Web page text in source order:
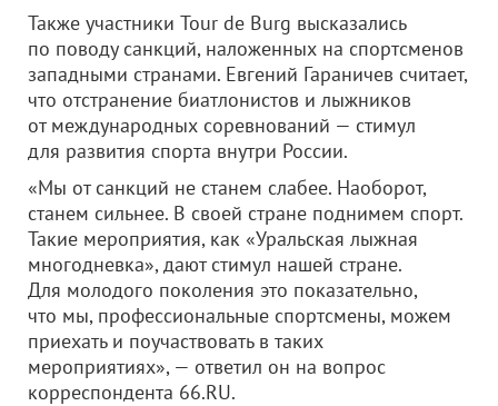
Также участники Tour de Burg высказались
по поводу санкций, наложенных на спортсменов
западными странами. Евгений Гараничев считает,
что отстранение биатлонистов и лыжников
от международных соревнований — стимул
для развития спорта внутри России.
«Мы от санкций не станем слабее. Наоборот,
станем сильнее. В своей стране поднимем спорт.
Такие мероприятия, как «Уральская лыжная
многодневка», дают стимул нашей стране.
Для молодого поколения это показательно,
что мы, профессиональные спортсмены, можем
приехать и поучаствовать в таких
мероприятиях», — ответил он на вопрос
корреспондента 66.RU.